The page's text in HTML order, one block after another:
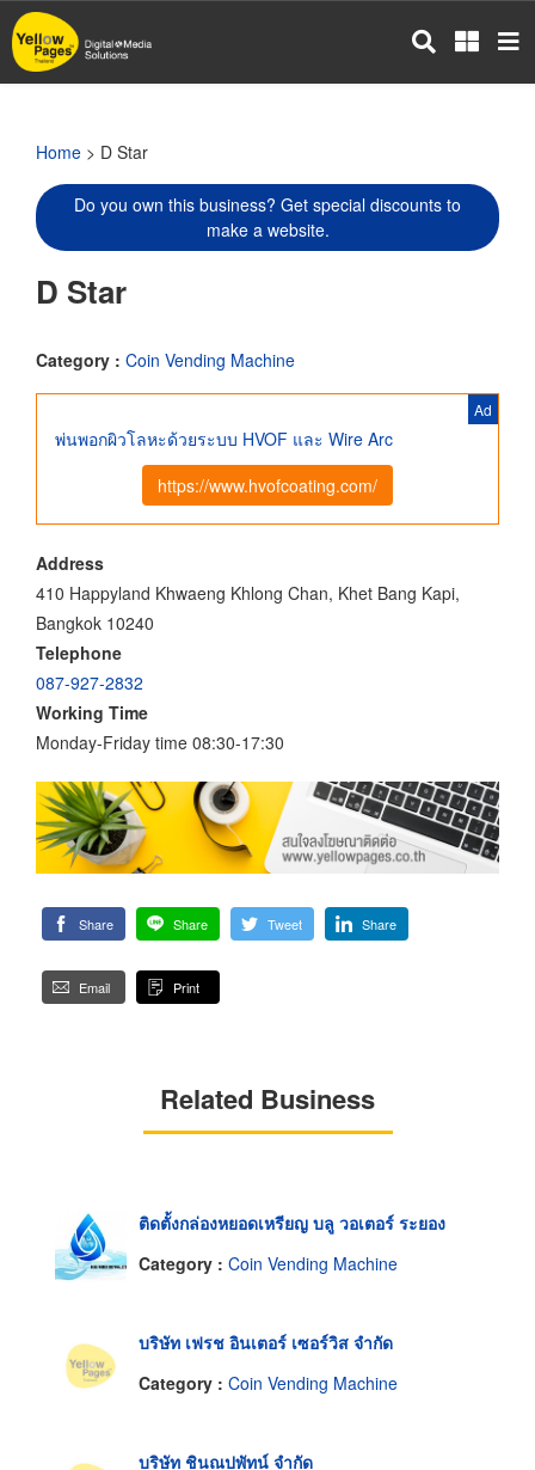
Skip
to
main
Home > D Star
Do you own this business? Get special discounts to
make a website.
D Star
Category : Coin Vending Machine
Ad
พ่นพอกผิวโลหะด้วยระบบ HVOF และ Wire Arc
https://www.hvofcoating.com/
Address
410 Happyland Khwaeng Khlong Chan, Khet Bang Kapi,
Bangkok 10240
Telephone
087-927-2832
Working Time
Monday-Friday time 08:30-17:30
Share Share Tweet Share
Email Print
Related Business
ติดตั้งกล่องหยอดเหรียญ บลู วอเตอร์ ระยอง
Category : Coin Vending Machine
บริษัท เฟรช อินเตอร์ เซอร์วิส จำกัด
Category : Coin Vending Machine
บริษัท ชินณปพัทน์ จำกัด